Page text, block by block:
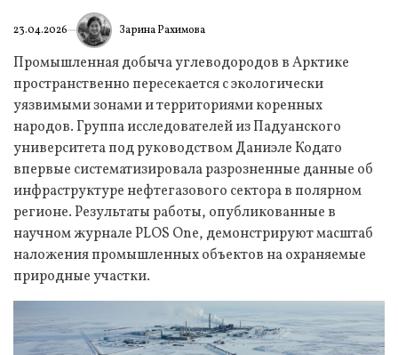
23.04.2026 Зарина Рахимова
Промышленная добыча углеводородов в Арктике
пространственно пересекается с экологически
уязвимыми зонами и территориями коренных
народов. Группа исследователей из Падуанского
университета под руководством Даниэле Кодато
впервые систематизировала разрозненные данные об
инфраструктуре нефтегазового сектора в полярном
регионе. Результаты работы, опубликованные в
научном журнале PLOS One, демонстрируют масштаб
наложения промышленных объектов на охраняемые
природные участки.